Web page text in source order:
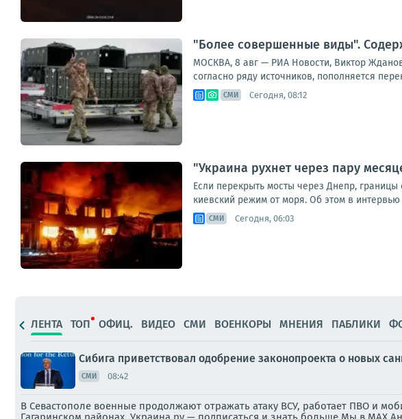
"Более совершенные виды".
МОСКВА, 8 авг — РИА Новости, Виктор
согласно ряду источников, пополняется
СМИ Сегодня, 08:12
"Украина рухнет через пару
Если перекрыть мосты через Днепр,
киевский режим от моря. Об этом в
СМИ Сегодня, 06:03
ЛЕНТА ТОП ОФИЦ. ВИДЕО СМИ ВОЕНКОРЫ МНЕНИЯ ПАБЛИКИ
Сибига приветствовал одобрение законопроекта о новых
СМИ 08:42
В Севастополе военные продолжают отражать атаку ВСУ, работает ПВО и